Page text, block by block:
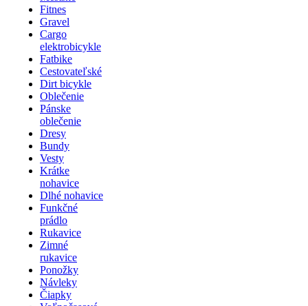
Fitnes
Gravel
Cargo
elektrobicykle
Fatbike
Cestovateľské
Dirt bicykle
Oblečenie
Pánske
oblečenie
Dresy
Bundy
Vesty
Krátke
nohavice
Dlhé nohavice
Funkčné
prádlo
Rukavice
Zimné
rukavice
Ponožky
Návleky
Čiapky